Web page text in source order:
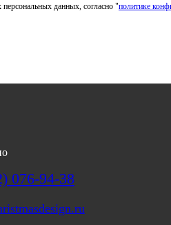
данных, согласно "политике
076-94-38